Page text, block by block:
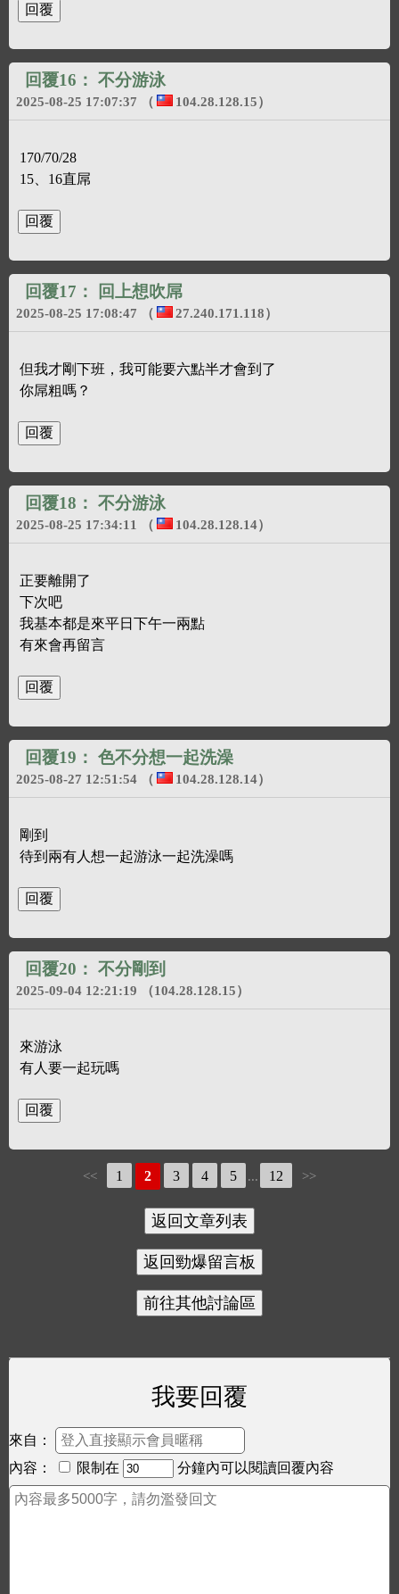
回覆16： 不分游泳
2025-08-25 17:07:37 （ 104.28.128.15）
170/70/28
15、16直屌
回覆17： 回上想吹屌
2025-08-25 17:08:47 （ 27.240.171.118）
但我才剛下班，我可能要六點半才會到了
你屌粗嗎？
回覆18： 不分游泳
2025-08-25 17:34:11 （ 104.28.128.14）
正要離開了
下次吧
我基本都是來平日下午一兩點
有來會再留言
回覆19： 色不分想一起洗澡
2025-08-27 12:51:54 （ 104.28.128.14）
剛到
待到兩有人想一起游泳一起洗澡嗎
回覆20： 不分剛到
2025-09-04 12:21:19 （104.28.128.15）
來游泳
有人要一起玩嗎
<< 1 2 3 4 5 ... 12 >>
我要回覆
來自：
內容：
限制在 分鐘內可以閱讀回覆內容